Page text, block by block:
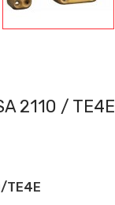
2110 / TE4E
TE4E